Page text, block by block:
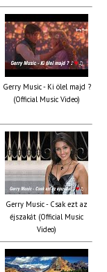
Gerry Music - Ki ölel majd ?
(Official Music Video)
Gerry Music - Csak ezt az
éjszakát (Official Music
Video)